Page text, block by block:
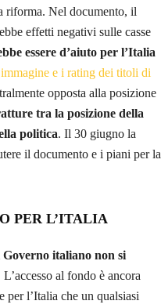
riforma. Nel documento, il
effetti negativi sulle casse
essere d’aiuto per l’Italia
e i rating dei titoli di
opposta alla posizione
tra la posizione della
politica. Il 30 giugno la
il documento e i piani per la
PER L’ITALIA
italiano non si
al fondo è ancora
per l’Italia che un qualsiasi